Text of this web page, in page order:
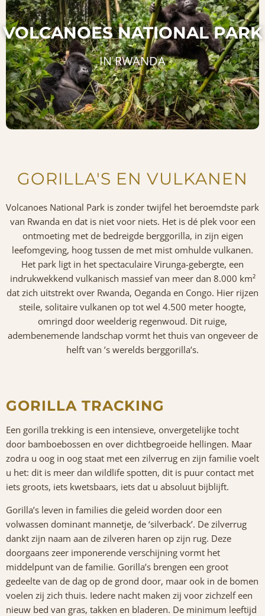
VOLCANOES NATIONAL PARK
IN RWANDA
GORILLA'S EN VULKANEN
Volcanoes National Park is zonder twijfel het beroemdste park
van Rwanda en dat is niet voor niets. Het is dé plek voor een
ontmoeting met de bedreigde berggorilla, in zijn eigen
leefomgeving, hoog tussen de met mist omhulde vulkanen.
Het park ligt in het spectaculaire Virunga-gebergte, een
indrukwekkend vulkanisch massief van meer dan 8.000 km²
dat zich uitstrekt over Rwanda, Oeganda en Congo. Hier rijzen
steile, solitaire vulkanen op tot wel 4.500 meter hoogte,
omringd door weelderig regenwoud. Dit ruige,
adembenemende landschap vormt het thuis van ongeveer de
helft van ’s werelds berggorilla’s.
GORILLA TRACKING
Een gorilla trekking is een intensieve, onvergetelijke tocht
door bamboebossen en over dichtbegroeide hellingen. Maar
zodra u oog in oog staat met een zilverrug en zijn familie voelt
u het: dit is meer dan wildlife spotten, dit is puur contact met
iets groots, iets kwetsbaars, iets dat u absoluut bijblijft.
Gorilla’s leven in families die geleid worden door een
volwassen dominant mannetje, de ‘silverback’. De zilverrug
dankt zijn naam aan de zilveren haren op zijn rug. Deze
doorgaans zeer imponerende verschijning vormt het
middelpunt van de familie. Gorilla’s brengen een groot
gedeelte van de dag op de grond door, maar ook in de bomen
voelen zij zich thuis. Iedere nacht maken zij voor zichzelf een
nieuw bed van gras, takken en bladeren. De minimum leeftijd